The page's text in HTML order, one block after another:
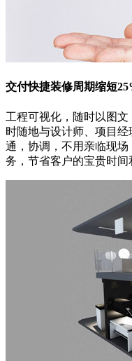
交付快捷装修周期缩短
工程可视化，随时以图
时随地与设计师、项目
通，协调，不用亲临现
务，节省客户的宝贵时间